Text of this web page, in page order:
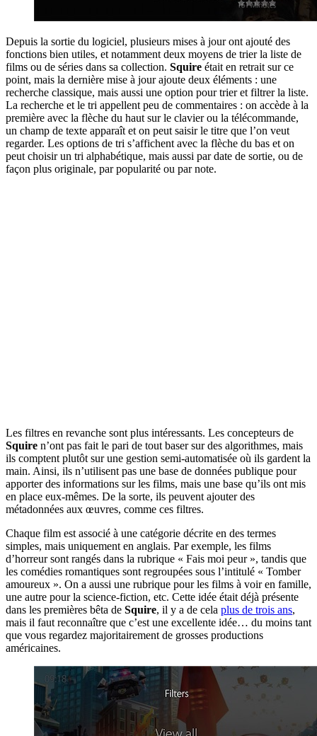
Depuis la sortie du logiciel, plusieurs mises à jour ont ajouté des
fonctions bien utiles, et notamment deux moyens de trier la liste de
films ou de séries dans sa collection. Squire était en retrait sur ce
point, mais la dernière mise à jour ajoute deux éléments : une
recherche classique, mais aussi une option pour trier et filtrer la liste.
La recherche et le tri appellent peu de commentaires : on accède à la
première avec la flèche du haut sur le clavier ou la télécommande,
un champ de texte apparaît et on peut saisir le titre que l’on veut
regarder. Les options de tri s’affichent avec la flèche du bas et on
peut choisir un tri alphabétique, mais aussi par date de sortie, ou de
façon plus originale, par popularité ou par note.
Les filtres en revanche sont plus intéressants. Les concepteurs de
Squire n’ont pas fait le pari de tout baser sur des algorithmes, mais
ils comptent plutôt sur une gestion semi-automatisée où ils gardent la
main. Ainsi, ils n’utilisent pas une base de données publique pour
apporter des informations sur les films, mais une base qu’ils ont mis
en place eux-mêmes. De la sorte, ils peuvent ajouter des
métadonnées aux œuvres, comme ces filtres.
Chaque film est associé à une catégorie décrite en des termes
simples, mais uniquement en anglais. Par exemple, les films
d’horreur sont rangés dans la rubrique « Fais moi peur », tandis que
les comédies romantiques sont regroupées sous l’intitulé « Tomber
amoureux ». On a aussi une rubrique pour les films à voir en famille,
une autre pour la science-fiction, etc. Cette idée était déjà présente
dans les premières bêta de Squire, il y a de cela plus de trois ans,
mais il faut reconnaître que c’est une excellente idée… du moins tant
que vous regardez majoritairement de grosses productions
américaines.